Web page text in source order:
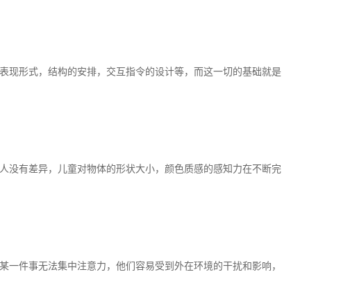
现形式，结构的安排，交互指令的设计等，而这一切的基础就是
没有差异，儿童对物体的形状大小，颜色质感的感知力在不断完
件事无法集中注意力，他们容易受到外在环境的干扰和影响，